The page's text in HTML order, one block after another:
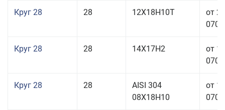
Круг 28 28 12Х18Н10Т
от
Круг 28 28 14Х17Н2
от
Круг 28 28
AISI 304
08Х18Н10
от